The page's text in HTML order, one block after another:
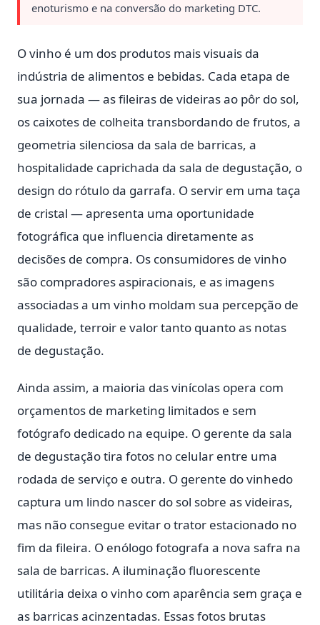
enoturismo e na conversão do marketing DTC.
O vinho é um dos produtos mais visuais da
indústria de alimentos e bebidas. Cada etapa de
sua jornada — as fileiras de videiras ao pôr do sol,
os caixotes de colheita transbordando de frutos, a
geometria silenciosa da sala de barricas, a
hospitalidade caprichada da sala de degustação, o
design do rótulo da garrafa. O servir em uma taça
de cristal — apresenta uma oportunidade
fotográfica que influencia diretamente as
decisões de compra. Os consumidores de vinho
são compradores aspiracionais, e as imagens
associadas a um vinho moldam sua percepção de
qualidade, terroir e valor tanto quanto as notas
de degustação.
Ainda assim, a maioria das vinícolas opera com
orçamentos de marketing limitados e sem
fotógrafo dedicado na equipe. O gerente da sala
de degustação tira fotos no celular entre uma
rodada de serviço e outra. O gerente do vinhedo
captura um lindo nascer do sol sobre as videiras,
mas não consegue evitar o trator estacionado no
fim da fileira. O enólogo fotografa a nova safra na
sala de barricas. A iluminação fluorescente
utilitária deixa o vinho com aparência sem graça e
as barricas acinzentadas. Essas fotos brutas